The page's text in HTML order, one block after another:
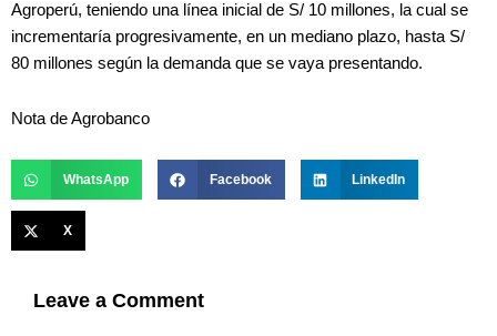
Agroperú, teniendo una línea inicial de S/ 10 millones, la cual se
incrementaría progresivamente, en un mediano plazo, hasta S/
80 millones según la demanda que se vaya presentando.
Nota de Agrobanco
WhatsApp Facebook LinkedIn
X
Leave a Comment